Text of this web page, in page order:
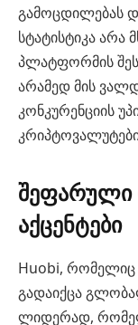
გამოცდილებას
სტატისტიკა
პლატფორმის
არამედ მის
კონკურენციის
შეფარული
აქცენტები
Huobi, რომელიც
გადაიქცა
ლიდერად,